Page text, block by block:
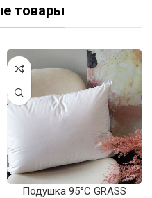
товары
Подушка 95°C GRASS